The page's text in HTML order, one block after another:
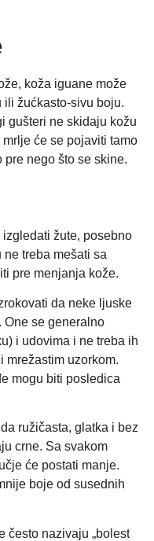
koža iguane može
žućkasto-sivu boju.
gušteri ne skidaju kožu
će se pojaviti tamo
nego što se skine.
žute, posebno
treba mešati sa
pre menjanja kože.
da neke ljuske
One se generalno
i udovima i ne treba ih
mrežastim uzorkom.
mogu biti posledica
ružičasta, glatka i bez
crne. Sa svakom
će postati manje.
boje od susednih
često nazivaju „bolest